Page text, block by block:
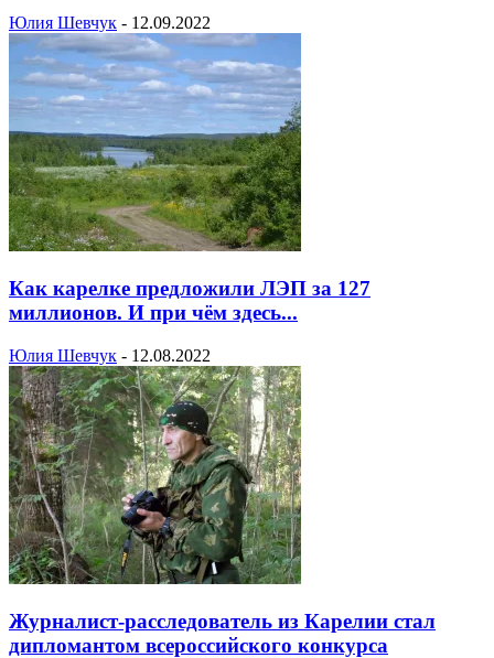
Юлия Шевчук - 12.09.2022
Как карелке предложили ЛЭП за 127
миллионов. И при чём здесь...
Юлия Шевчук - 12.08.2022
Журналист-расследователь из Карелии стал
дипломантом всероссийского конкурса